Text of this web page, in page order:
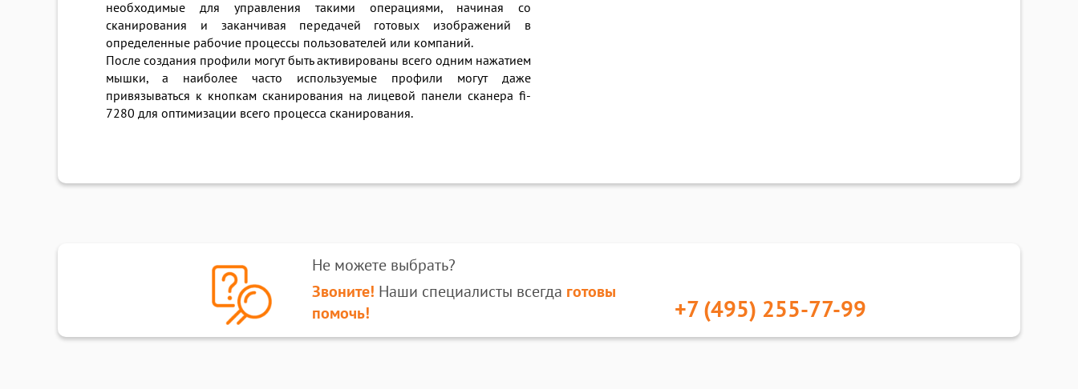
необходимые для управления такими операциями, начиная со
сканирования и заканчивая передачей готовых изображений в
определенные рабочие процессы пользователей или компаний.
После создания профили могут быть активированы всего одним нажатием
мышки, а наиболее часто используемые профили могут даже
привязываться к кнопкам сканирования на лицевой панели сканера fi-
7280 для оптимизации всего процесса сканирования.
Не можете выбрать?
Звоните! Наши специалисты всегда готовы
помочь!
+7 (495) 255-77-99